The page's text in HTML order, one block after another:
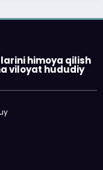
himoya qilish
viloyat hududiy